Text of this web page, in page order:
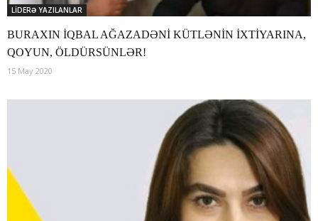
LİDERƏ YAZILANLAR
BURAXIN İQBAL AĞAZADƏNİ KÜTLƏNİN İXTİYARINA,
QOYUN, ÖLDÜRSÜNLƏR!
15 May 2020